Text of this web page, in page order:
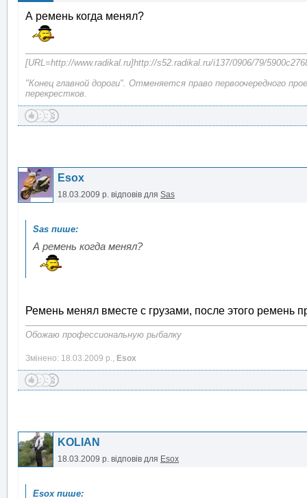
А ремень когда менял?
[URL=http://www.radikal.ru]http://s52.radikal.ru/i137/0906/79/
"Конец главной дороги". Отменяется право первоочередного
перекрестков.
Esox
18.03.2009 р. відповів для Sas
А ремень когда менял?
Ремень менял вместе с грузами, после этого ремень
Обожаю профессиональную рыбалку
Змінено: 18.03.2009 р., Esox
KOLIAN
18.03.2009 р. відповів для Esox